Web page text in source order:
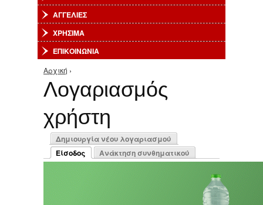
ΑΓΓΕΛΙΕΣ
ΧΡΗΣΙΜΑ
ΕΠΙΚΟΙΝΩΝΙΑ
Είστε εδώ
Αρχική ›
Λογαριασμός
χρήστη
Πρωτεύουσες καρτέλες
Δημιουργία νέου λογαριασμού
Είσοδος
(ενεργή καρτέλα)
Ανάκτηση συνθηματικού